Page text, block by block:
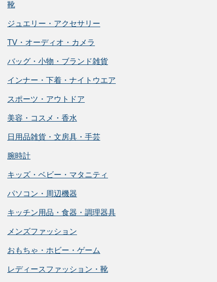
靴
ジュエリー・アクセサリー
TV・オーディオ・カメラ
バッグ・小物・ブランド雑貨
インナー・下着・ナイトウエア
スポーツ・アウトドア
美容・コスメ・香水
日用品雑貨・文房具・手芸
腕時計
キッズ・ベビー・マタニティ
パソコン・周辺機器
キッチン用品・食器・調理器具
メンズファッション
おもちゃ・ホビー・ゲーム
レディースファッション・靴